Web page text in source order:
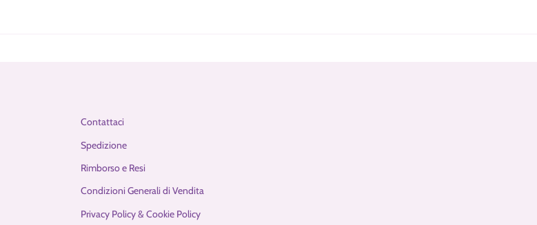
Contattaci
Spedizione
Rimborso e Resi
Condizioni Generali di Vendita
Privacy Policy & Cookie Policy